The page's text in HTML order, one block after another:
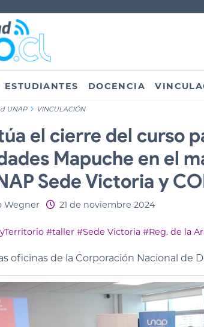
ESTUDIANTES DOCENCIA
UNAP VINCULACIÓN
el cierre del curso
Mapuche en el
Sede Victoria y
Wegner
21 de noviembre 2024
#taller #Sede Victoria #Reg. de la
oficinas de la Corporación Nacional de